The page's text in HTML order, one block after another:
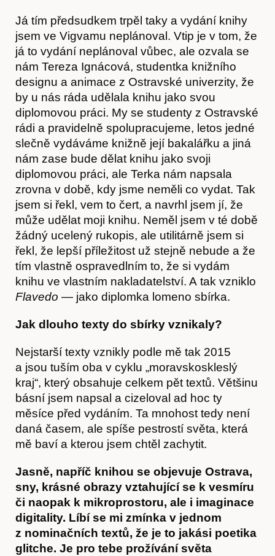
Akce
Já tím předsudkem trpěl taky a vydání knihy
jsem ve Vigvamu neplánoval. Vtip je v tom, že
já to vydání neplánoval vůbec, ale ozvala se
nám Tereza Ignácová, studentka knižního
designu a animace z Ostravské univerzity, že
by u nás ráda udělala knihu jako svou
diplomovou práci. My se studenty z Ostravské
rádi a pravidelně spolupracujeme, letos jedné
slečně vydáváme knižně její bakalářku a jiná
nám zase bude dělat knihu jako svoji
diplomovou práci, ale Terka nám napsala
zrovna v době, kdy jsme neměli co vydat. Tak
jsem si řekl, vem to čert, a navrhl jsem jí, že
může udělat moji knihu. Neměl jsem v té době
žádný ucelený rukopis, ale utilitárně jsem si
řekl, že lepší příležitost už stejně nebude a že
tím vlastně ospravedlním to, že si vydám
knihu ve vlastním nakladatelství. A tak vzniklo
Flavedo — jako diplomka lomeno sbírka.
Jak dlouho texty do sbírky vznikaly?
Nejstarší texty vznikly podle mě tak 2015
a jsou tuším oba v cyklu „moravskoskleslý
kraj“, který obsahuje celkem pět textů. Většinu
básní jsem napsal a cizeloval ad hoc ty
měsíce před vydáním. Ta mnohost tedy není
daná časem, ale spíše pestrostí světa, která
mě baví a kterou jsem chtěl zachytit.
Jasně, napříč knihou se objevuje Ostrava,
sny, krásné obrazy vztahující se k vesmíru
či naopak k mikroprostoru, ale i imaginace
digitality. Líbí se mi zmínka v jednom
z nominačních textů, že je to jakási poetika
glitche. Je pro tebe prožívání světa